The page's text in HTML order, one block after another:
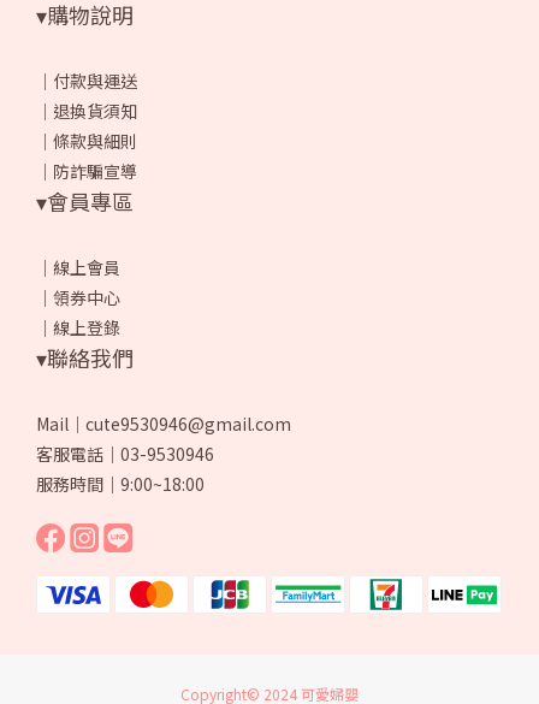
▾購物說明
｜ 付款與運送
｜ 退換貨須知
｜ 條款與細則
｜ 防詐騙宣導
▾會員專區
｜ 線上會員
｜ 領券中心
｜ 線上登錄
▾聯絡我們
Mail｜cute9530946@gmail.com
客服電話｜03-9530946
服務時間｜9:00~18:00
Copyright© 2024 可愛婦嬰